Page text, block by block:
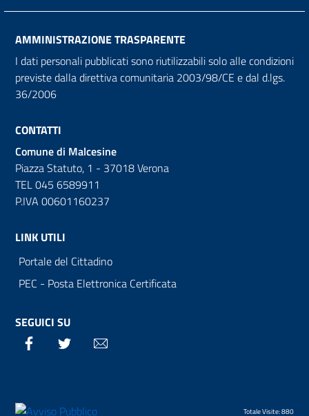
AMMINISTRAZIONE TRASPARENTE
I dati personali pubblicati sono riutilizzabili solo alle condizioni
previste dalla direttiva comunitaria 2003/98/CE e dal d.lgs.
36/2006
CONTATTI
Comune di Malcesine
Piazza Statuto, 1 - 37018 Verona
TEL 045 6589911
P.IVA 00601160237
LINK UTILI
Portale del Cittadino
PEC - Posta Elettronica Certificata
SEGUICI SU
Facebook Twitter
Totale Visite: 880